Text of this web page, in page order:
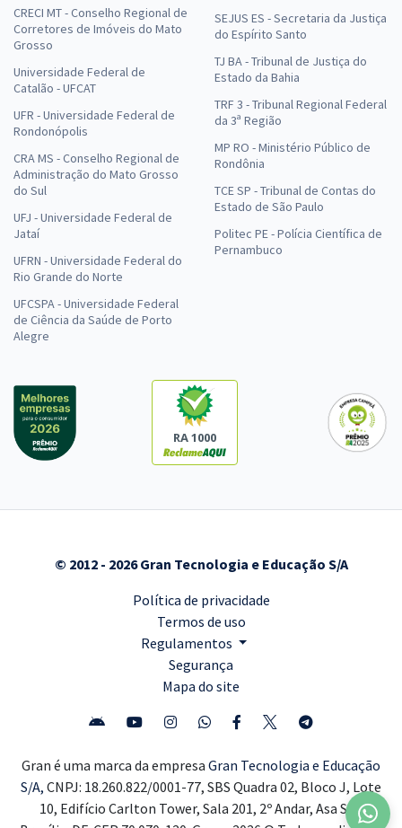
CRECI MT - Conselho Regional de
Corretores de Imóveis do Mato
Grosso
Universidade Federal de
Catalão - UFCAT
UFR - Universidade Federal de
Rondonópolis
CRA MS - Conselho Regional de
Administração do Mato Grosso
do Sul
UFJ - Universidade Federal de
Jataí
UFRN - Universidade Federal do
Rio Grande do Norte
UFCSPA - Universidade Federal
de Ciência da Saúde de Porto
Alegre
SEJUS ES - Secretaria da Justiça
do Espírito Santo
TJ BA - Tribunal de Justiça do
Estado da Bahia
TRF 3 - Tribunal Regional Federal
da 3ª Região
MP RO - Ministério Público de
Rondônia
TCE SP - Tribunal de Contas do
Estado de São Paulo
Politec PE - Polícia Científica de
Pernambuco
RA 1000
© 2012 - 2026 Gran Tecnologia e Educação S/A
Política de privacidade
Termos de uso
Regulamentos
Segurança
Mapa do site
Gran é uma marca da empresa Gran Tecnologia e Educação
S/A, CNPJ: 18.260.822/0001-77, SBS Quadra 02, Bloco J, Lote
10, Edifício Carlton Tower, Sala 201, 2º Andar, Asa Sul,